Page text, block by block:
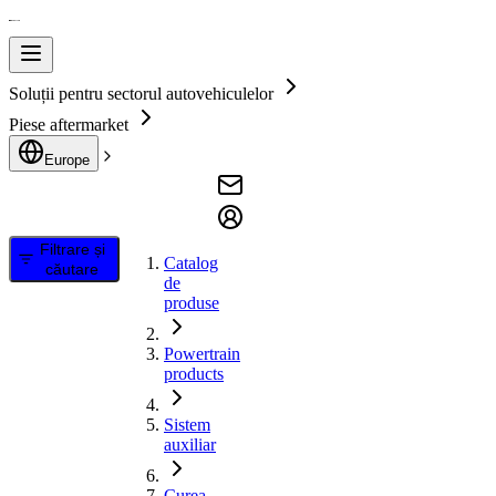
Soluții pentru sectorul autovehiculelor
Piese aftermarket
Europe
Filtrare și
căutare
Catalog
de
produse
Powertrain
products
Sistem
auxiliar